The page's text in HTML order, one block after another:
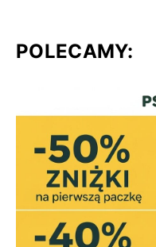
POLECAMY: